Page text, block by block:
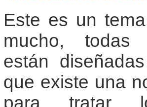
Este es un
mucho, todas
están
que existe una
para tratar